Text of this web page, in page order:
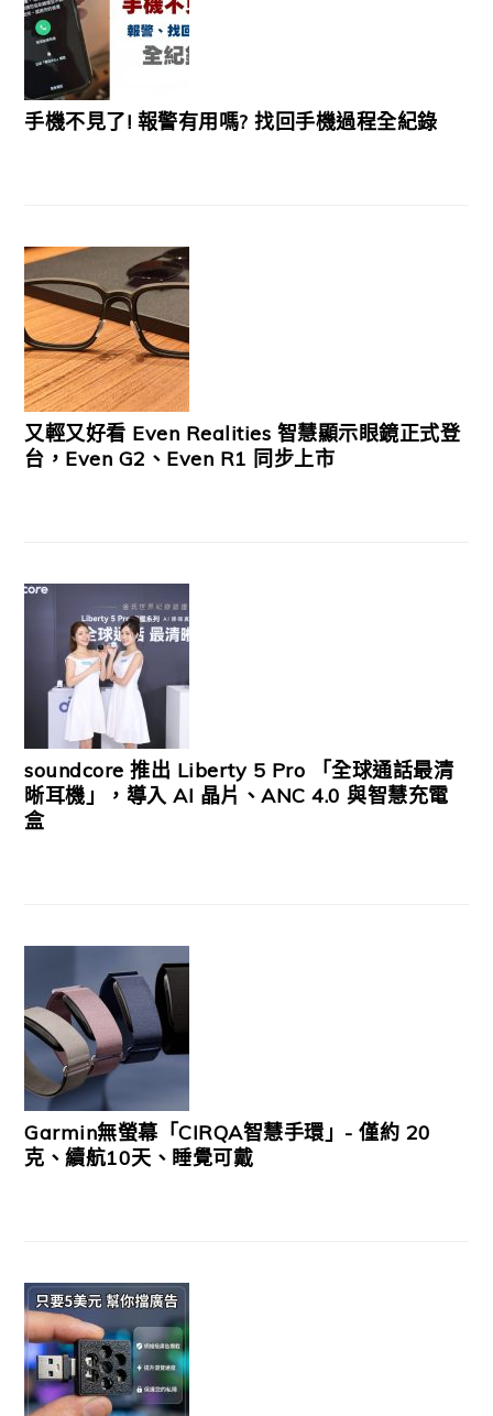
手機不見了! 報警有用嗎? 找回手機過程全紀錄
又輕又好看 Even Realities 智慧顯示眼鏡正式登
台，Even G2、Even R1 同步上市
soundcore 推出 Liberty 5 Pro 「全球通話最清
晰耳機」，導入 AI 晶片、ANC 4.0 與智慧充電
盒
Garmin無螢幕「CIRQA智慧手環」- 僅約 20
克、續航10天、睡覺可戴